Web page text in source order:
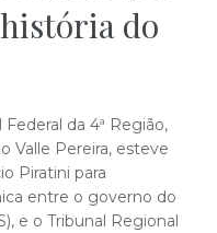
do
da 4ª Região,
Valle Pereira, esteve
Piratini para
entre o governo do
e o Tribunal Regional